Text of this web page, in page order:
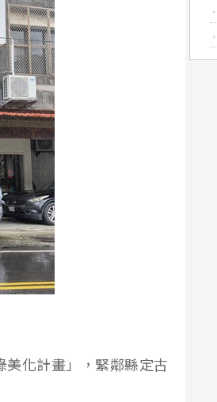
化計畫」，緊鄰縣定古